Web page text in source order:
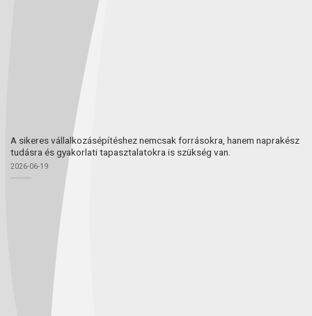
A sikeres vállalkozásépítéshez nemcsak forrásokra, hanem naprakész
tudásra és gyakorlati tapasztalatokra is szükség van.
2026-06-19